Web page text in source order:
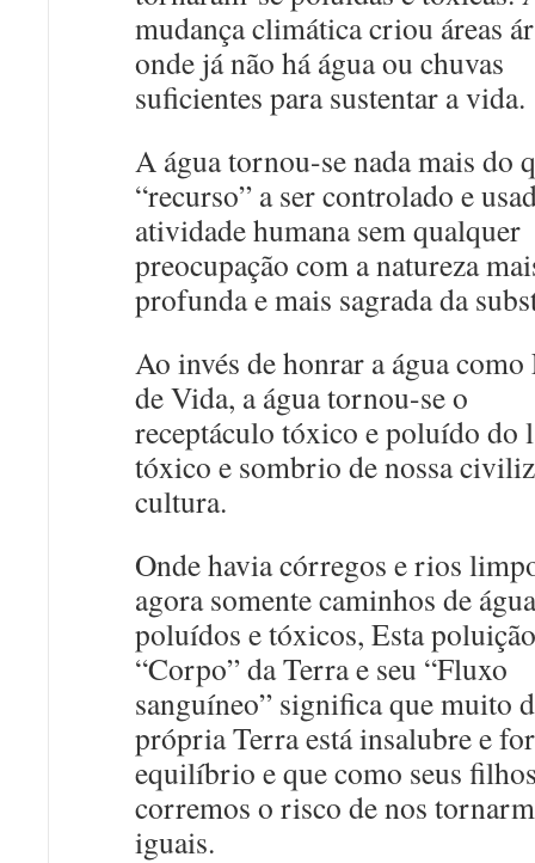
mudança climática criou áreas
onde já não há água ou chuvas
suficientes para sustentar a vida.
A água tornou-se nada mais do
“recurso” a ser controlado e
atividade humana sem qualquer
preocupação com a natureza
profunda e mais sagrada da
Ao invés de honrar a água como
de Vida, a água tornou-se o
receptáculo tóxico e poluído do
tóxico e sombrio de nossa
cultura.
Onde havia córregos e rios
agora somente caminhos de água
poluídos e tóxicos, Esta
“Corpo” da Terra e seu “Fluxo
sanguíneo” significa que muito
própria Terra está insalubre e
equilíbrio e que como seus
corremos o risco de nos
iguais.